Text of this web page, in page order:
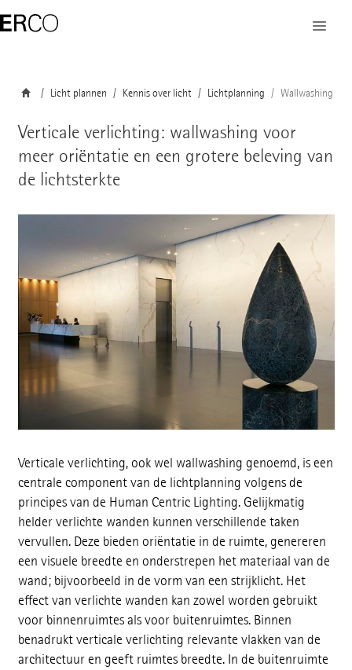
Licht plannen Kennis over licht Lichtplanning Wallwashing
Verticale verlichting: wallwashing voor
meer oriëntatie en een grotere beleving van
de lichtsterkte
Verticale verlichting, ook wel wallwashing genoemd, is een
centrale component van de lichtplanning volgens de
principes van de Human Centric Lighting. Gelijkmatig
helder verlichte wanden kunnen verschillende taken
vervullen. Deze bieden oriëntatie in de ruimte, genereren
een visuele breedte en onderstrepen het materiaal van de
wand; bijvoorbeeld in de vorm van een strijklicht. Het
effect van verlichte wanden kan zowel worden gebruikt
voor binnenruimtes als voor buitenruimtes. Binnen
benadrukt verticale verlichting relevante vlakken van de
architectuur en geeft ruimtes breedte. In de buitenruimte